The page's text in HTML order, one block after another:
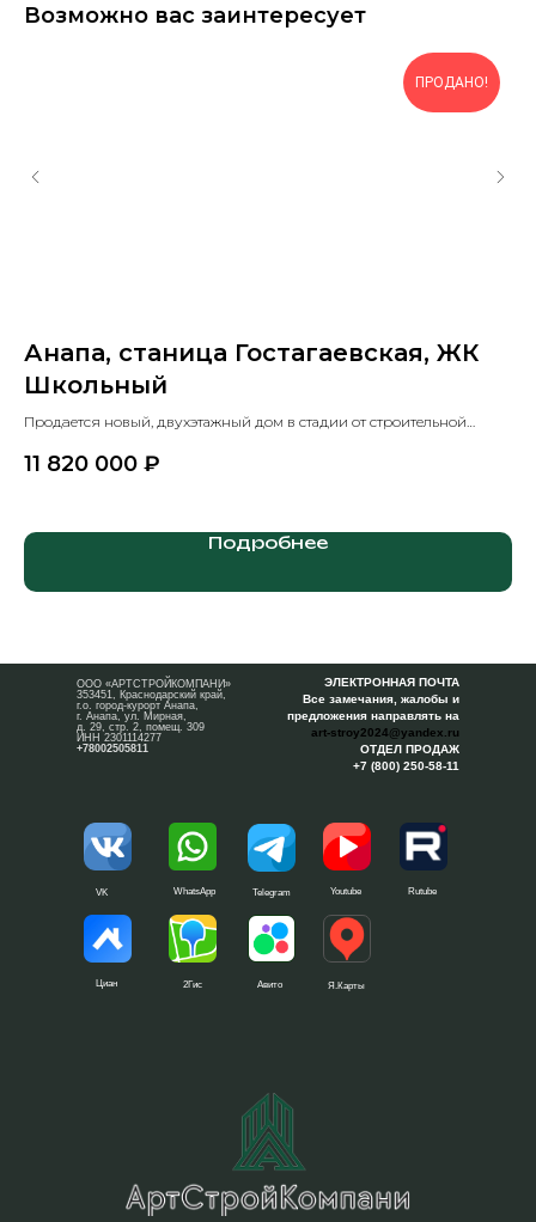
Возможно вас заинтересует
ПРОДАНО!
Анапа, станица Гостагаевская, ЖК
Школьный
Прoдaeтcя новый, двуxэтажный дом в стадии от cтрoительнoй
11 820 000 ₽
Подробнее
Youtube
WhatsApp
VK Telegram
Авито Я.Карты
Rutube
Циан 2Гис
ООО «АРТСТРОЙКОМПАНИ»
353451, Краснодарский край,
г.о. город-курорт Анапа,
г. Анапа, ул. Мирная,
д. 29, стр. 2, помещ. 309
ИНН 2301114277
+78002505811
ЭЛЕКТРОННАЯ ПОЧТА
Все замечания, жалобы и
предложения направлять на
art-stroy2024@yandex.ru
ОТДЕЛ ПРОДАЖ
+7 (800) 250-58-11